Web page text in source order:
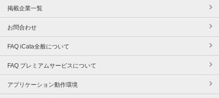
掲載企業一覧
お問合わせ
FAQ iCata全般について
FAQ プレミアムサービスについて
アプリケーション動作環境